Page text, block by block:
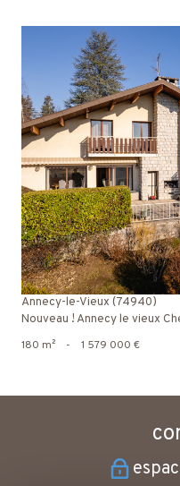
Annecy-le-Vieux (74940)
Nouveau ! Annecy le vieux
180 m² - 1 579 000 €